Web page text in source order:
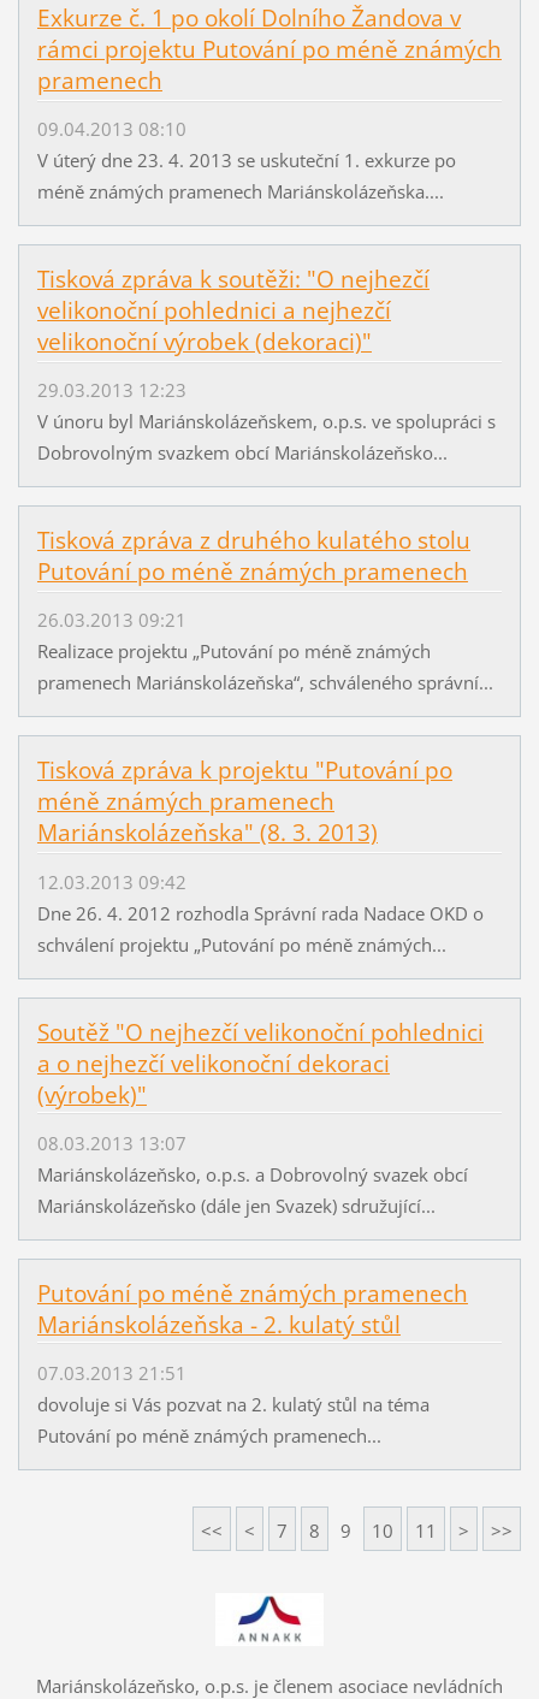
Exkurze č. 1 po okolí Dolního Žandova v
rámci projektu Putování po méně známých
pramenech
09.04.2013 08:10
V úterý dne 23. 4. 2013 se uskuteční 1. exkurze po
méně známých pramenech Mariánskolázeňska....
Tisková zpráva k soutěži: "O nejhezčí
velikonoční pohlednici a nejhezčí
velikonoční výrobek (dekoraci)"
29.03.2013 12:23
V únoru byl Mariánskolázeňskem, o.p.s. ve spolupráci s
Dobrovolným svazkem obcí Mariánskolázeňsko...
Tisková zpráva z druhého kulatého stolu
Putování po méně známých pramenech
26.03.2013 09:21
Realizace projektu „Putování po méně známých
pramenech Mariánskolázeňska“, schváleného správní...
Tisková zpráva k projektu "Putování po
méně známých pramenech
Mariánskolázeňska" (8. 3. 2013)
12.03.2013 09:42
Dne 26. 4. 2012 rozhodla Správní rada Nadace OKD o
schválení projektu „Putování po méně známých...
Soutěž "O nejhezčí velikonoční pohlednici
a o nejhezčí velikonoční dekoraci
(výrobek)"
08.03.2013 13:07
Mariánskolázeňsko, o.p.s. a Dobrovolný svazek obcí
Mariánskolázeňsko (dále jen Svazek) sdružující...
Putování po méně známých pramenech
Mariánskolázeňska - 2. kulatý stůl
07.03.2013 21:51
dovoluje si Vás pozvat na 2. kulatý stůl na téma
Putování po méně známých pramenech...
<< < 7 8 9 10 11 > >>
Mariánskolázeňsko, o.p.s. je členem asociace nevládních